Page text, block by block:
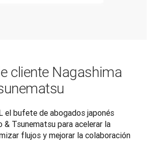
cliente Nagashima
el bufete de abogados japonés
& Tsunematsu para acelerar la
flujos y mejorar la colaboración